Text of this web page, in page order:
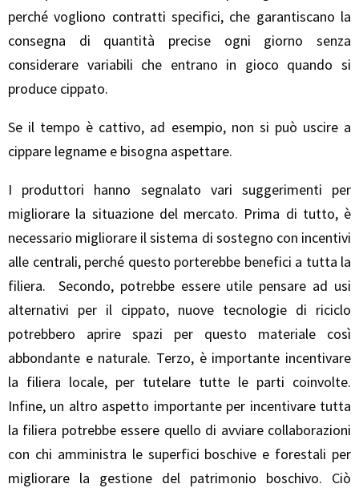
perché vogliono contratti specifici, che garantiscano la
consegna di quantità precise ogni giorno senza
considerare variabili che entrano in gioco quando si
produce cippato.
Se il tempo è cattivo, ad esempio, non si può uscire a
cippare legname e bisogna aspettare.
I produttori hanno segnalato vari suggerimenti per
migliorare la situazione del mercato. Prima di tutto, è
necessario migliorare il sistema di sostegno con incentivi
alle centrali, perché questo porterebbe benefici a tutta la
filiera. Secondo, potrebbe essere utile pensare ad usi
alternativi per il cippato, nuove tecnologie di riciclo
potrebbero aprire spazi per questo materiale così
abbondante e naturale. Terzo, è importante incentivare
la filiera locale, per tutelare tutte le parti coinvolte.
Infine, un altro aspetto importante per incentivare tutta
la filiera potrebbe essere quello di avviare collaborazioni
con chi amministra le superfici boschive e forestali per
migliorare la gestione del patrimonio boschivo. Ciò